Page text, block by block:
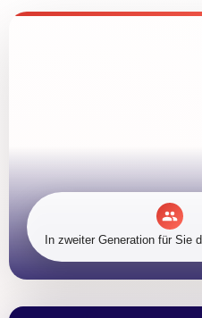
In zweiter Generation für Sie